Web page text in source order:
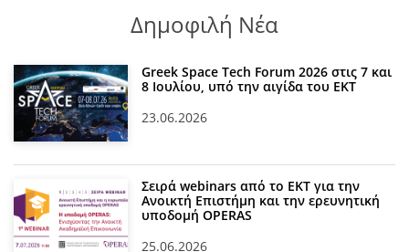
Δημοφιλή Νέα
Greek Space Tech Forum 2026 στις 7 και
8 Ιουλίου, υπό την αιγίδα του ΕΚΤ
23.06.2026
Σειρά webinars από το ΕΚΤ για την
Ανοικτή Επιστήμη και την ερευνητική
υποδομή OPERAS
25.06.2026